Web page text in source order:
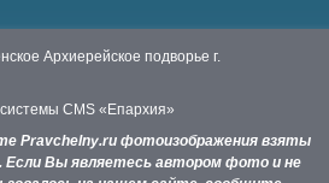
Архиерейское подворье г.
CMS «Епархия»
Pravchelny.ru фотоизображения взяты
Если Вы являетесь автором фото и не